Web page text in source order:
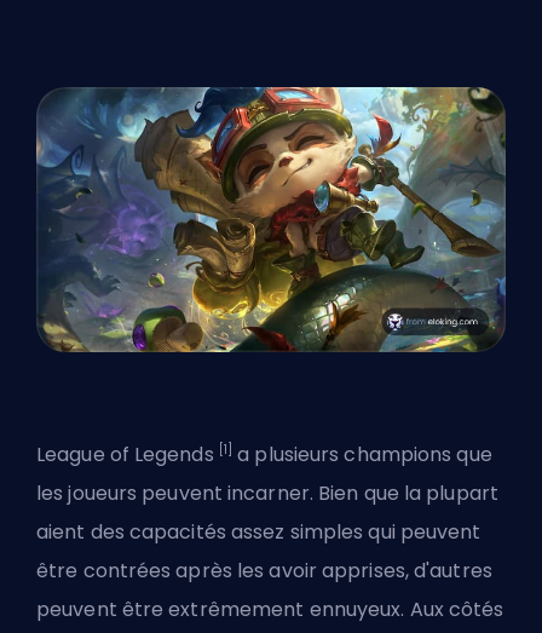
League of Legends [1] a plusieurschampionsque
les joueurs peuvent incarner. Bien que la plupart
aient des capacités assez simples qui peuvent
être contrées après les avoir apprises, d'autres
peuvent être extrêmement ennuyeux. Aux côtés